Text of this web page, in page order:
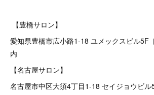
【豊橋サロン】
愛知県豊橋市広小路1-18 ユメックスビル5F
内
【名古屋サロン】
名古屋市中区大須4丁目1-18 セイジョウビ